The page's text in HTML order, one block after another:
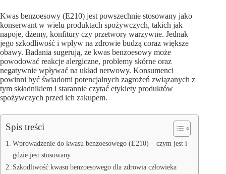
Kwas benzoesowy (E210) jest powszechnie stosowany jako
konserwant w wielu produktach spożywczych, takich jak
napoje, dżemy, konfitury czy przetwory warzywne. Jednak
jego szkodliwość i wpływ na zdrowie budzą coraz większe
obawy. Badania sugerują, że kwas benzoesowy może
powodować reakcje alergiczne, problemy skórne oraz
negatywnie wpływać na układ nerwowy. Konsumenci
powinni być świadomi potencjalnych zagrożeń związanych z
tym składnikiem i starannie czytać etykiety produktów
spożywczych przed ich zakupem.
Spis treści
Wprowadzenie do kwasu benzoesowego (E210) – czym jest i
gdzie jest stosowany
Szkodliwość kwasu benzoesowego dla zdrowia człowieka